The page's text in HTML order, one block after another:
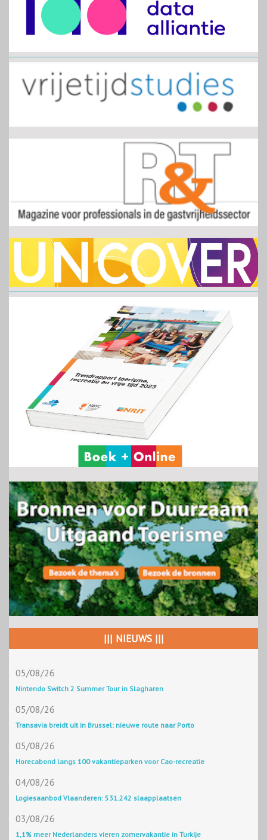
||| NIEUWS |||
05/08/26
Nintendo Switch 2 Summer Tour in Slagharen
05/08/26
Transavia breidt uit in Brussel: nieuwe route naar Porto
05/08/26
Horecabond langs 100 vakantieparken voor Cao-recreatie
04/08/26
Logiesaanbod Vlaanderen: 531.242 slaapplaatsen
03/08/26
1,1% meer Nederlanders vieren zomervakantie in Turkije